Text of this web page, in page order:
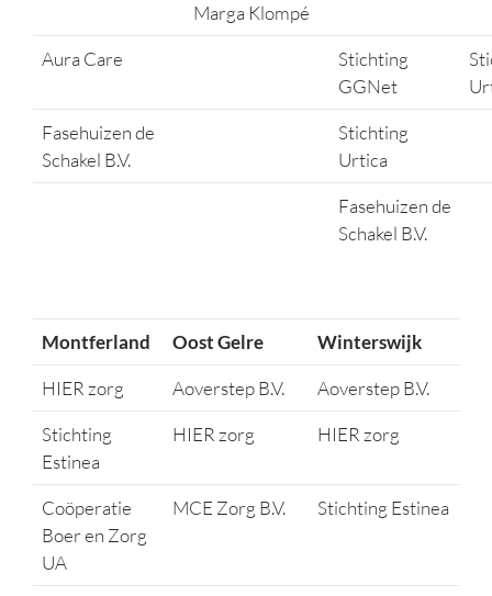
Marga Klompé
Aura Care
Stichting
GGNet
Fasehuizen de
Schakel B.V.
Stichting
Urtica
Fasehuizen de
Schakel B.V.
Montferland Oost Gelre
Winterswijk
HIER zorg
Aoverstep B.V.
Aoverstep B.V.
Stichting
Estinea
HIER zorg HIER zorg
Coöperatie
Boer en Zorg
UA
MCE Zorg B.V. Stichting Estinea